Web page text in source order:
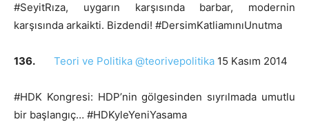
#SeyitRıza, uygarın karşısında barbar, modernin
karşısında arkaikti. Bizdendi! #DersimKatliamınıUnutma
136. Teori ve Politika @teorivepolitika 15 Kasım 2014
#HDK Kongresi: HDP’nin gölgesinden sıyrılmada umutlu
bir başlangıç… #HDKyleYeniYasama